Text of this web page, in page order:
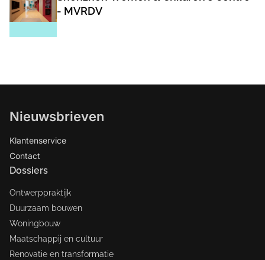
- MVRDV
Nieuwsbrieven
Klantenservice
Contact
Dossiers
Ontwerppraktijk
Duurzaam bouwen
Woningbouw
Maatschappij en cultuur
Renovatie en transformatie